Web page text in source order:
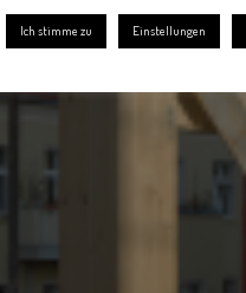
Ich stimme zu Einstellungen